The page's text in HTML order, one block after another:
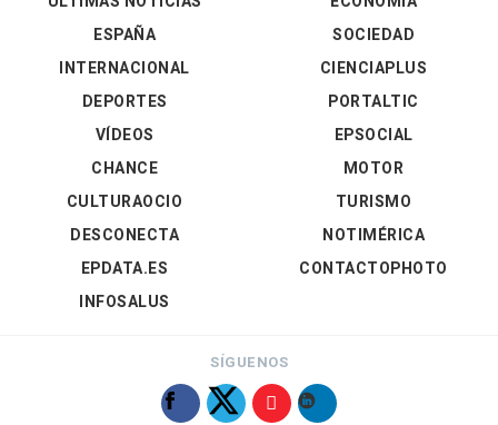
ESPAÑA
INTERNACIONAL
DEPORTES
VÍDEOS
SOCIEDAD
CIENCIAPLUS
PORTALTIC
EPSOCIAL
CHANCE
CULTURAOCIO
DESCONECTA
EPDATA.ES
INFOSALUS
MOTOR
TURISMO
NOTIMÉRICA
CONTACTOPHOTO
SÍGUENOS